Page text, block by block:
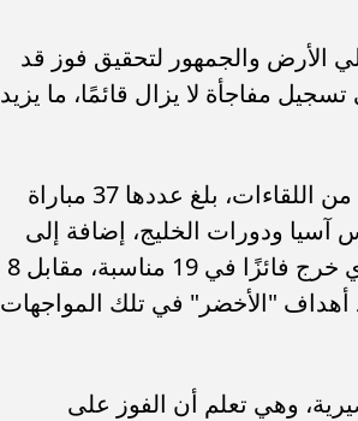
الأرض والجمهور لتحقيق فوز قد
مفاجأة لا يزال قائمًا، ما يزيد
وتحمل المواجهة بين المنتخبين طابعًا خاصًا نظرًا لتاريخ طويل من اللقاءات، بلغ عددها 37 مباراة
آسيا ودورات الخليج، إضافة إلى
وديات معترف بها، وتميل الكفة لصالح المنتخب السعودي الذي خرج فائزًا في 19 مناسبة، مقابل 8
بينما بلغ عدد أهداف "الأخضر" في تلك المواجهات
وهي تعلم أن الفوز على